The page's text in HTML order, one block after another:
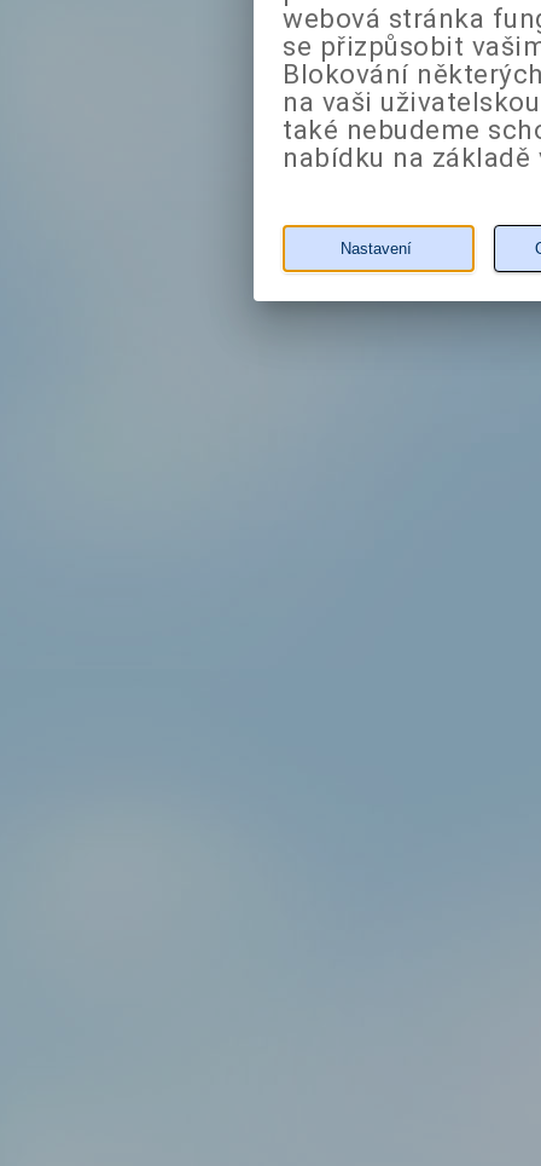
webová stránka
se přizpůsobit
Blokování
na vaši
také nebudeme
nabídku na
Nastavení